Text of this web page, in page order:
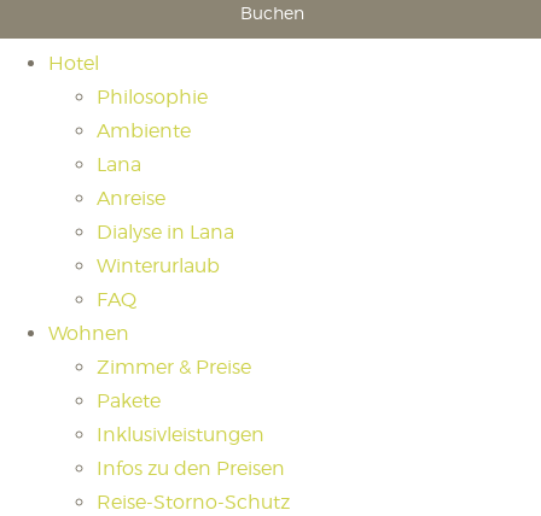
Buchen
Hotel
Philosophie
Ambiente
Lana
Anreise
Dialyse in Lana
Winterurlaub
FAQ
Wohnen
Zimmer & Preise
Pakete
Inklusivleistungen
Infos zu den Preisen
Reise-Storno-Schutz